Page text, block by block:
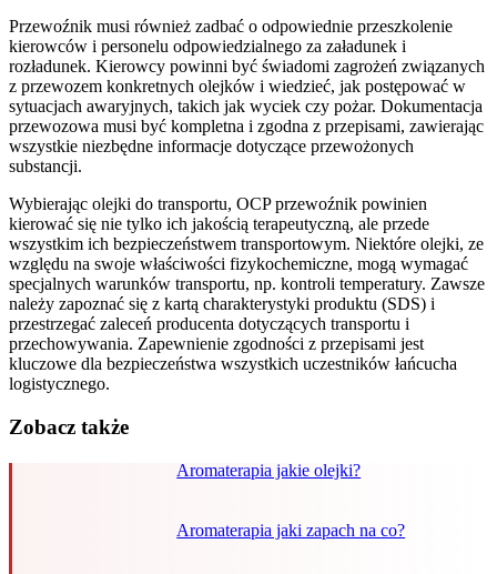
Przewoźnik musi również zadbać o odpowiednie przeszkolenie
kierowców i personelu odpowiedzialnego za załadunek i
rozładunek. Kierowcy powinni być świadomi zagrożeń związanych
z przewozem konkretnych olejków i wiedzieć, jak postępować w
sytuacjach awaryjnych, takich jak wyciek czy pożar. Dokumentacja
przewozowa musi być kompletna i zgodna z przepisami, zawierając
wszystkie niezbędne informacje dotyczące przewożonych
substancji.
Wybierając olejki do transportu, OCP przewoźnik powinien
kierować się nie tylko ich jakością terapeutyczną, ale przede
wszystkim ich bezpieczeństwem transportowym. Niektóre olejki, ze
względu na swoje właściwości fizykochemiczne, mogą wymagać
specjalnych warunków transportu, np. kontroli temperatury. Zawsze
należy zapoznać się z kartą charakterystyki produktu (SDS) i
przestrzegać zaleceń producenta dotyczących transportu i
przechowywania. Zapewnienie zgodności z przepisami jest
kluczowe dla bezpieczeństwa wszystkich uczestników łańcucha
logistycznego.
Zobacz także
Aromaterapia jakie olejki?
Aromaterapia jaki zapach na co?